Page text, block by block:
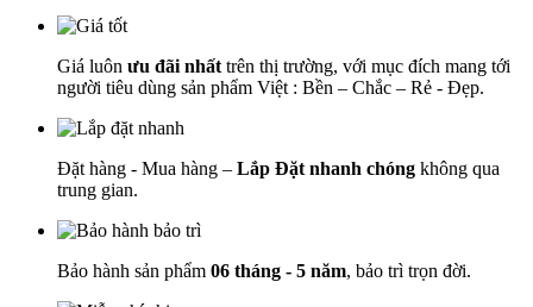
Giá luôn ưu đãi nhất trên thị trường, với mục đích mang tới
người tiêu dùng sản phẩm Việt : Bền – Chắc – Rẻ - Đẹp.
Đặt hàng - Mua hàng – Lắp Đặt nhanh chóng không qua
trung gian.
Bảo hành sản phẩm 06 tháng - 5 năm, bảo trì trọn đời.